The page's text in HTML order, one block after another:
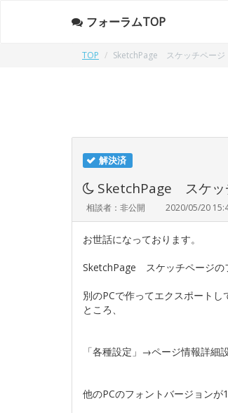
フォーラムTOP
TOP SketchPage スケッチペー
解決済
SketchPage スケッ
相談者：非公開 2020/05/20
お世話になっております。
SketchPage スケッチページの
別のPCで作ってエクスポート
ところ、
「各種設定」→ページ情報詳細
他のPCのフォントバージョンが